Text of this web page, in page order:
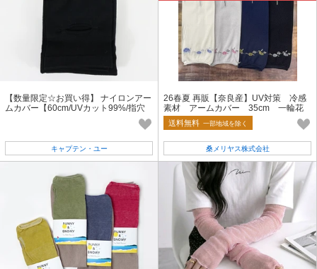
【数量限定☆お買い得】 ナイロンアー
ムカバー【60cm/UVカット99%/指穴
キャプテン・ユー
26春夏 再販【奈良産】UV対策 冷感
素材 アームカバー 35cm 一輪花
送料無料 一部地域を除く
桑メリヤス株式会社